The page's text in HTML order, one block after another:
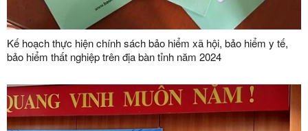
Kế hoạch thực hiện chính sách bảo hiểm xã hội, bảo hiểm y tế,
bảo hiểm thất nghiệp trên địa bàn tỉnh năm 2024